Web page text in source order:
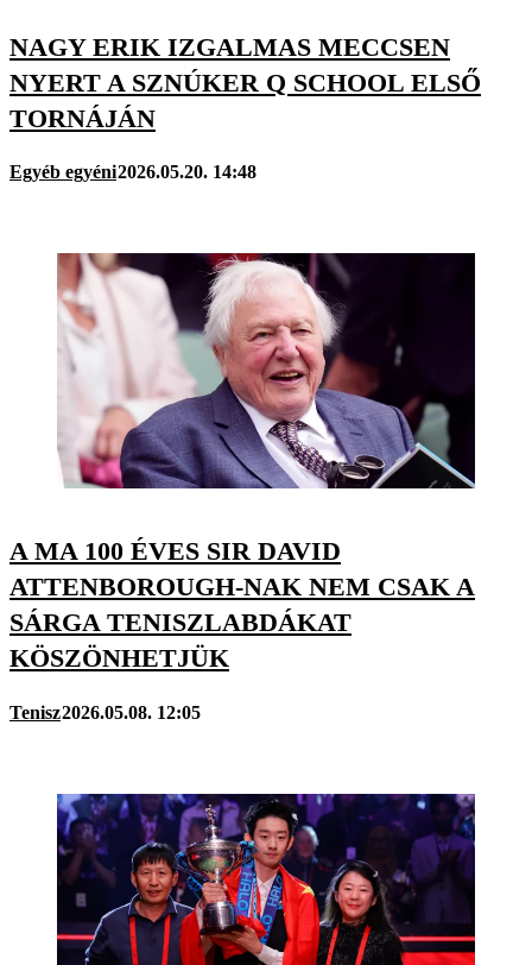
NAGY ERIK IZGALMAS MECCSEN
NYERT A SZNÚKER Q SCHOOL ELSŐ
TORNÁJÁN
Egyéb egyéni2026.05.20. 14:48
A MA 100 ÉVES SIR DAVID
ATTENBOROUGH-NAK NEM CSAK A
SÁRGA TENISZLABDÁKAT
KÖSZÖNHETJÜK
Tenisz2026.05.08. 12:05